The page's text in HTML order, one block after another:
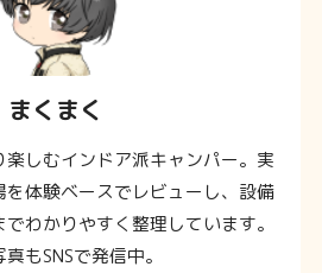
まくまく
しむインドア派キャンパー。実
体験ベースでレビューし、設備
わかりやすく整理しています。
もSNSで発信中。